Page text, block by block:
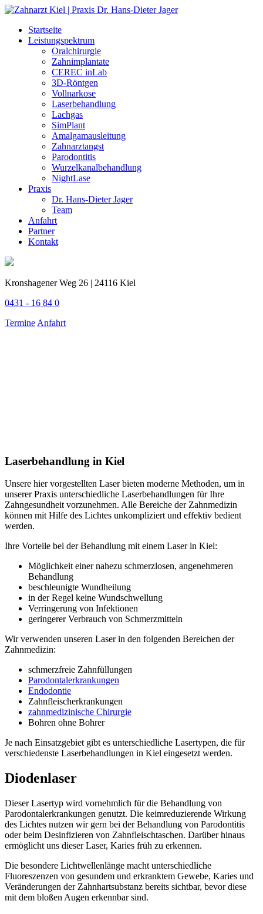
Startseite
Leistungspektrum
Oralchirurgie
Zahnimplantate
CEREC inLab
3D-Röntgen
Vollnarkose
Laserbehandlung
Lachgas
SimPlant
Amalgamausleitung
Zahnarztangst
Parodontitis
Wurzelkanalbehandlung
NightLase
Praxis
Dr. Hans-Dieter Jager
Team
Anfahrt
Partner
Kontakt
Kronshagener Weg 26 | 24116 Kiel
0431 - 16 84 0
Termine Anfahrt
Laserbehandlung in Kiel
Unsere hier vorgestellten Laser bieten moderne Methoden, um in
unserer Praxis unterschiedliche Laserbehandlungen für Ihre
Zahngesundheit vorzunehmen. Alle Bereiche der Zahnmedizin
können mit Hilfe des Lichtes unkompliziert und effektiv bedient
werden.
Ihre Vorteile bei der Behandlung mit einem Laser in Kiel:
Möglichkeit einer nahezu schmerzlosen, angenehmeren
Behandlung
beschleunigte Wundheilung
in der Regel keine Wundschwellung
Verringerung von Infektionen
geringerer Verbrauch von Schmerzmitteln
Wir verwenden unseren Laser in den folgenden Bereichen der
Zahnmedizin:
schmerzfreie Zahnfüllungen
Parodontalerkrankungen
Endodontie
Zahnfleischerkrankungen
zahnmedizinische Chirurgie
Bohren ohne Bohrer
Je nach Einsatzgebiet gibt es unterschiedliche Lasertypen, die für
verschiedenste Laserbehandlungen in Kiel eingesetzt werden.
Diodenlaser
Dieser Lasertyp wird vornehmlich für die Behandlung von
Parodontalerkrankungen genutzt. Die keimreduzierende Wirkung
des Lichtes nutzen wir gern bei der Behandlung von Parodontitis
oder beim Desinfizieren von Zahnfleischtaschen. Darüber hinaus
ermöglicht uns dieser Laser, Karies früh zu erkennen.
Die besondere Lichtwellenlänge macht unterschiedliche
Fluoreszenzen von gesundem und erkranktem Gewebe, Karies und
Veränderungen der Zahnhartsubstanz bereits sichtbar, bevor diese
mit dem bloßen Augen erkennbar sind.